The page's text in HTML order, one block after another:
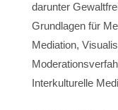
darunter
Grundlagen für
Mediation,
Interkulturelle